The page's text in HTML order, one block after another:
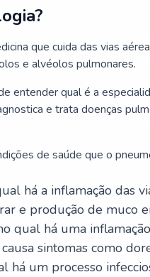
que cuida das vias
e alvéolos pulmonares.
entender qual é a
e trata doenças
de saúde que o
há a inflamação das
e produção de muco
qual há uma
sintomas como
há um processo